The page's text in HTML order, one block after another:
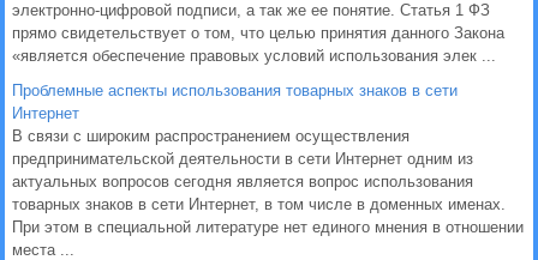
электронно-цифровой подписи, а так же ее понятие. Статья 1 ФЗ
прямо свидетельствует о том, что целью принятия данного Закона
«является обеспечение правовых условий использования элек ...
Проблемные аспекты использования товарных знаков в сети
Интернет
В связи с широким распространением осуществления
предпринимательской деятельности в сети Интернет одним из
актуальных вопросов сегодня является вопрос использования
товарных знаков в сети Интернет, в том числе в доменных именах.
При этом в специальной литературе нет единого мнения в отношении
места ...